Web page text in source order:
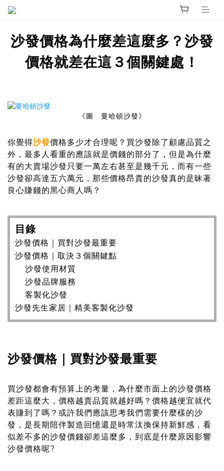
沙發價格為什麼差這麼多？沙發
價格就差在這３個關鍵處！
《圖 曼哈頓沙發》
你覺得沙發價格多少才合理呢？買沙發除了顧慮品質之
外，最多人看重的應該就是價錢的部分了，但是為什麼
有的大賣場沙發只要一萬左右甚至是幾千元，而有一些
沙發卻高達五六萬元，那些價格昂貴的沙發真的是昧著
良心賺錢的黑心商人嗎？
目錄
沙發價格｜買對沙發最重要
沙發價格｜取決３個關鍵點
沙發使用材質
沙發品牌服務
客製化沙發
沙發先生家居｜精美客製化沙發
沙發價格｜買對沙發最重要
買沙發都會有預算上的考量，為什麼市面上的沙發價格
差距這麼大，價格越貴品質就越好嗎？價格越便宜就代
表賺到了嗎？或許我們應該思考我們需要什麼樣的沙
發，是長期陪伴製造回憶還是時常汰換保持新鮮感，看
似差不多的沙發價錢卻差這麼多，到底是什麼原因影響
沙發價格呢?